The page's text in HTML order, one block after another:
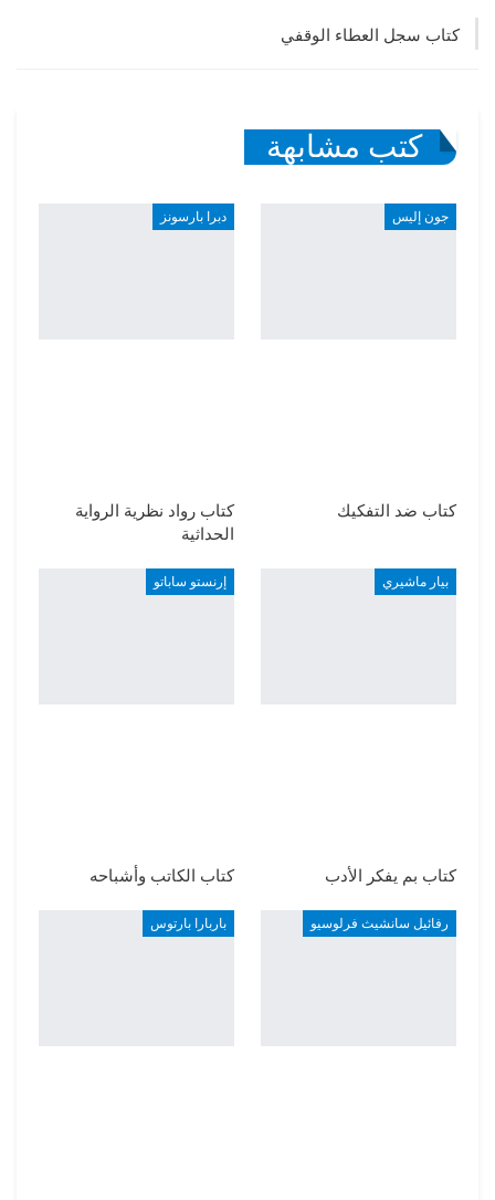
كتاب سجل العطاء الوقفي
كتب مشابهة
جون إليس
كتاب ضد التفكيك
دبرا بارسونز
كتاب رواد نظرية الرواية
الحداثية
بيار ماشيري
كتاب بم يفكر الأدب
إرنستو ساباتو
كتاب الكاتب وأشباحه
رفائيل سانشيث فرلوسيو باربارا بارتوس